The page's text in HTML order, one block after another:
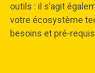
outils : il s’agit
votre écosystème
besoins et pré-